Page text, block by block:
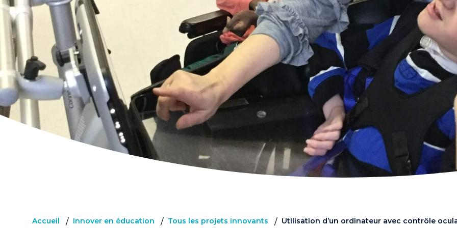
Accueil / Innover en éducation / Tous les projets innovants / Utilisation d’un ordinateur avec contrôle